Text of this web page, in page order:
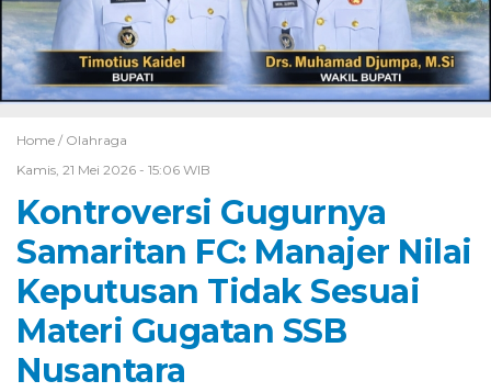
Home / Olahraga
Kamis, 21 Mei 2026 - 15:06 WIB
Kontroversi Gugurnya
Samaritan FC: Manajer Nilai
Keputusan Tidak Sesuai
Materi Gugatan SSB
Nusantara